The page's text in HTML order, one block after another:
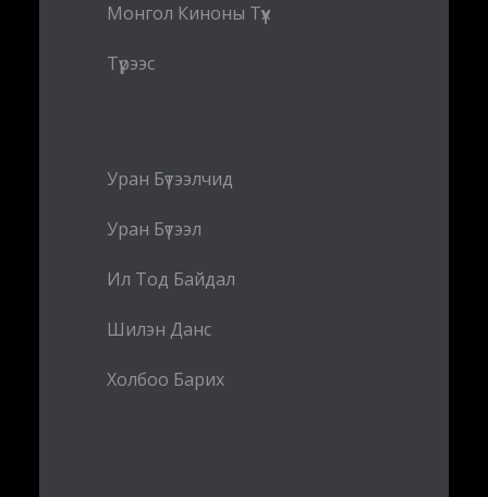
Монгол Киноны Түүх
Түрээс
Уран Бүтээлчид
Уран Бүтээл
Ил Тод Байдал
Шилэн Данс
Холбоо Барих